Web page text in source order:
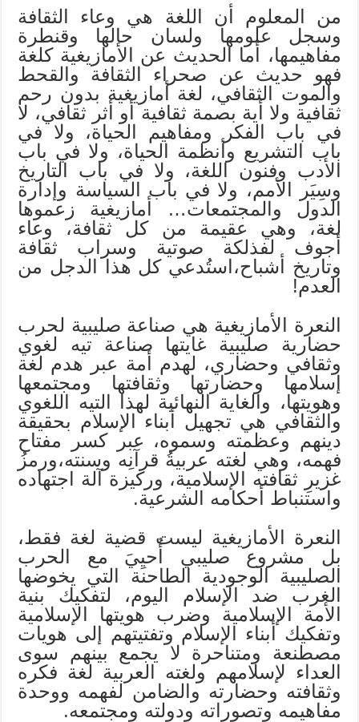
من المعلوم أن اللغة هي وعاء الثقافة
وسجل علومها ولسان حالها وقنطرة
مفاهيمها، أما الحديث عن الأمازيغية كلغة
فهو حديث عن صحراء الثقافة والقحط
والموت الثقافي، لغة أمازيغية بدون رحم
ثقافية ولا أية بصمة ثقافية أو أثر ثقافي، لا
في باب الفكر ومفاهيم الحياة، ولا في
باب التشريع وأنظمة الحياة، ولا في باب
الأدب وفنون اللغة، ولا في باب التاريخ
وسِيَر الأمم، ولا في باب السياسة وإدارة
الدول والمجتمعات… أمازيغية زعموها
لغة، وهي عقيمة من كل ثقافة، وعاء
أجوف لفذلكة صوتية وسراب ثقافة
وتاريخ أشباح،استُدعي كل هذا الدجل من
العدم!
النعرة الأمازيغية هي صناعة صليبية لحرب
حضارية صليبية غايتها صناعة تيه لغوي
وثقافي وحضاري، لهدم أمة عبر هدم لغة
إسلامها وحضارتها وثقافتها ومجتمعها
وهويتها، والغاية النهائية لهذا التيه اللغوي
والثقافي هي تجهيل أبناء الإسلام بحقيقة
دينهم وعظمته وسموه، عبر كسر مفتاح
فهمه، وهي لغته عربيةُ قرآنِه وسنته،ورمزُ
غزيرِ ثقافته الإسلامية، وركيزة آلة اجتهاده
واستنباط أحكامه الشرعية.
النعرة الأمازيغية ليست قضية لغة فقط،
بل مشروع صليبي أُحيِيَ مع الحرب
الصليبية الوجودية الطاحنة التي يخوضها
الغرب ضد الإسلام اليوم، لتفكيك بنية
الأمة الإسلامية وضرب هويتها الإسلامية
وتفكيك أبناء الإسلام وتفتيتهم إلى هويات
مصطنعة ومتناحرة لا يجمع بينهم سوى
العداء لإسلامهم ولغته العربية لغة فكره
وثقافته وحضارته والضامن لفهمه ووحدة
مفاهيمه وتصوراته ودولته ومجتمعه.